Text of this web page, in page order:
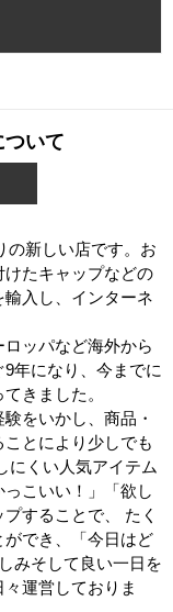
いて
の新しい店です。お
たキャップなどの
入し、インターネ
ッパなど海外から
年になり、今までに
きました。
をいかし、商品・
とにより少しでも
にくい人気アイテム
こいい！」「欲し
することで、 たく
でき、「今日はど
みそして良い一日を
運営しておりま